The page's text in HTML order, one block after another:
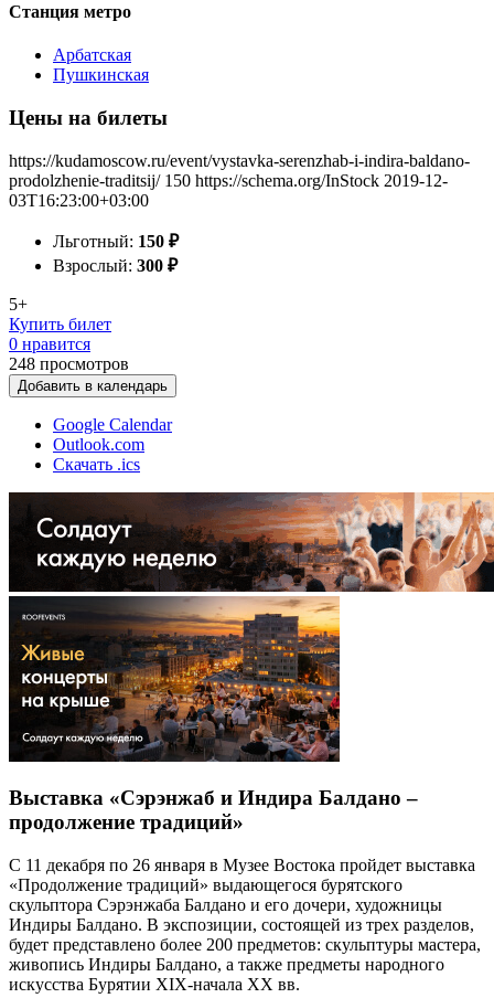
Станция метро
Арбатская
Пушкинская
Цены на билеты
https://kudamoscow.ru/event/vystavka-serenzhab-i-indira-baldano-
prodolzhenie-traditsij/ 150 https://schema.org/InStock 2019-12-
03T16:23:00+03:00
Льготный: 150 ₽
Взрослый: 300 ₽
5+
Купить билет
0 нравится
248 просмотров
Добавить в календарь
Google Calendar
Outlook.com
Скачать .ics
Выставка «Сэрэнжаб и Индира Балдано –
продолжение традиций»
С 11 декабря по 26 января в Музее Востока пройдет выставка
«Продолжение традиций» выдающегося бурятского
скульптора Сэрэнжаба Балдано и его дочери, художницы
Индиры Балдано. В экспозиции, состоящей из трех разделов,
будет представлено более 200 предметов: скульптуры мастера,
живопись Индиры Балдано, а также предметы народного
искусства Бурятии XIX-начала XX вв.